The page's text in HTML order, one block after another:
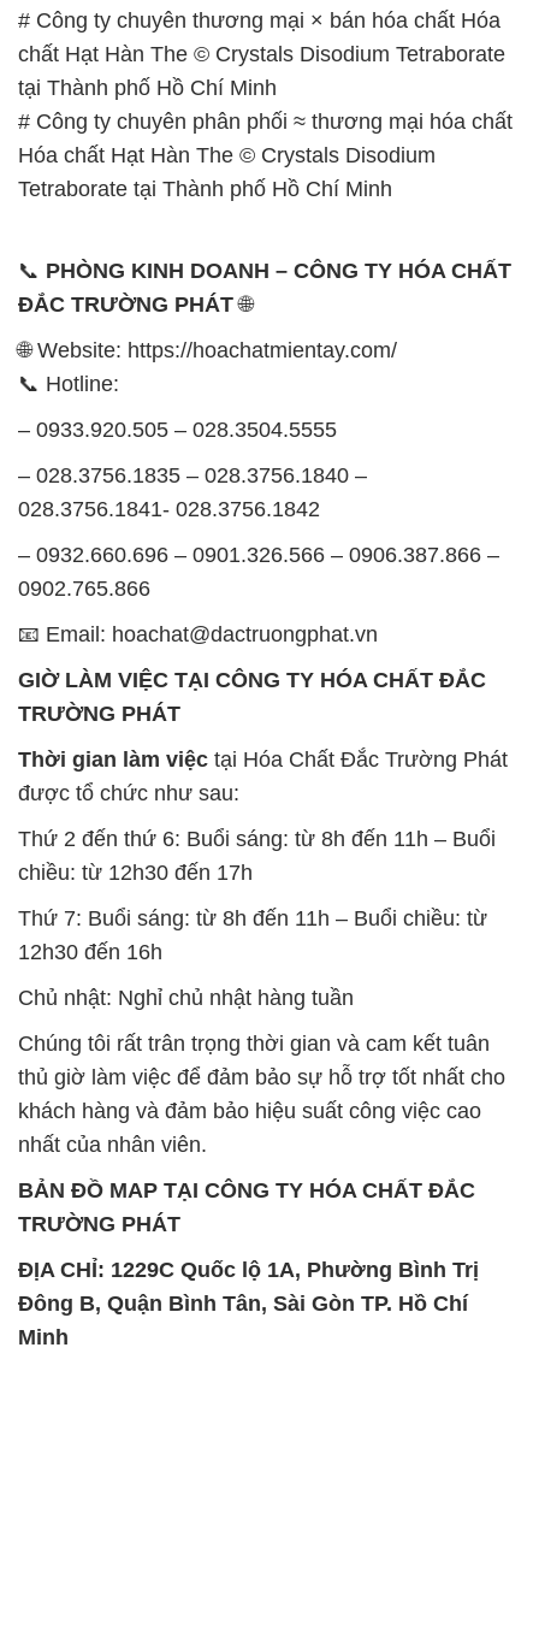
# Công ty chuyên thương mại × bán hóa chất Hóa
chất Hạt Hàn The © Crystals Disodium Tetraborate
tại Thành phố Hồ Chí Minh
# Công ty chuyên phân phối ≈ thương mại hóa chất
Hóa chất Hạt Hàn The © Crystals Disodium
Tetraborate tại Thành phố Hồ Chí Minh
📞 PHÒNG KINH DOANH – CÔNG TY HÓA CHẤT
ĐẮC TRƯỜNG PHÁT🌐
🌐 Website: https://hoachatmientay.com/
📞 Hotline:
– 0933.920.505 – 028.3504.5555
– 028.3756.1835 – 028.3756.1840 –
028.3756.1841- 028.3756.1842
– 0932.660.696 – 0901.326.566 – 0906.387.866 –
0902.765.866
📧 Email: hoachat@dactruongphat.vn
GIỜ LÀM VIỆC TẠI CÔNG TY HÓA CHẤT ĐẮC
TRƯỜNG PHÁT
Thời gian làm việc tại Hóa Chất Đắc Trường Phát
được tổ chức như sau:
Thứ 2 đến thứ 6: Buổi sáng: từ 8h đến 11h – Buổi
chiều: từ 12h30 đến 17h
Thứ 7: Buổi sáng: từ 8h đến 11h – Buổi chiều: từ
12h30 đến 16h
Chủ nhật: Nghỉ chủ nhật hàng tuần
Chúng tôi rất trân trọng thời gian và cam kết tuân
thủ giờ làm việc để đảm bảo sự hỗ trợ tốt nhất cho
khách hàng và đảm bảo hiệu suất công việc cao
nhất của nhân viên.
BẢN ĐỒ MAP TẠI CÔNG TY HÓA CHẤT ĐẮC
TRƯỜNG PHÁT
ĐỊA CHỈ: 1229C Quốc lộ 1A, Phường Bình Trị
Đông B, Quận Bình Tân, Sài Gòn TP. Hồ Chí
Minh